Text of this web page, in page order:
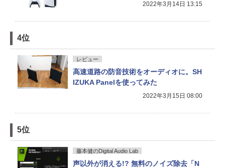
2022年3月14日 13:15
4位
レビュー
高速道路の防音技術をオーディオに。SH
IZUKA Panelを使ってみた
2022年3月15日 08:00
5位
藤本健のDigital Audio Lab
声以外が消える!? 無料のノイズ除去「N